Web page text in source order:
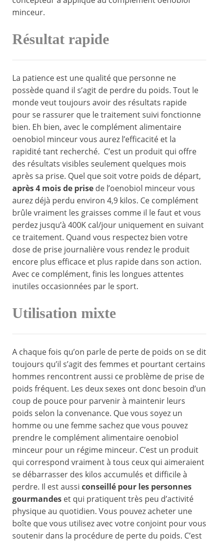
minceur.
Résultat rapide
La patience est une qualité que personne ne
possède quand il s’agit de perdre du poids. Tout le
monde veut toujours avoir des résultats rapide
pour se rassurer que le traitement suivi fonctionne
bien. Eh bien, avec le complément alimentaire
oenobiol minceur vous aurez l’efficacité et la
rapidité tant recherché. C’est un produit qui offre
des résultats visibles seulement quelques mois
après sa prise. Quel que soit votre poids de départ,
après 4 mois de prise de l’oenobiol minceur vous
aurez déjà perdu environ 4,9 kilos. Ce complément
brûle vraiment les graisses comme il le faut et vous
perdez jusqu’à 400K cal/jour uniquement en suivant
ce traitement. Quand vous respectez bien votre
dose de prise journalière vous rendez le produit
encore plus efficace et plus rapide dans son action.
Avec ce complément, finis les longues attentes
inutiles occasionnées par le sport.
Utilisation mixte
A chaque fois qu’on parle de perte de poids on se dit
toujours qu’il s’agit des femmes et pourtant certains
hommes rencontrent aussi ce problème de prise de
poids fréquent. Les deux sexes ont donc besoin d’un
coup de pouce pour parvenir à maintenir leurs
poids selon la convenance. Que vous soyez un
homme ou une femme sachez que vous pouvez
prendre le complément alimentaire oenobiol
minceur pour un régime minceur. C’est un produit
qui correspond vraiment à tous ceux qui aimeraient
se débarrasser des kilos accumulés et difficile à
perdre. Il est aussi conseillé pour les personnes
gourmandes et qui pratiquent très peu d’activité
physique au quotidien. Vous pouvez acheter une
boîte que vous utilisez avec votre conjoint pour vous
soutenir dans la procédure de perte du poids. C’est